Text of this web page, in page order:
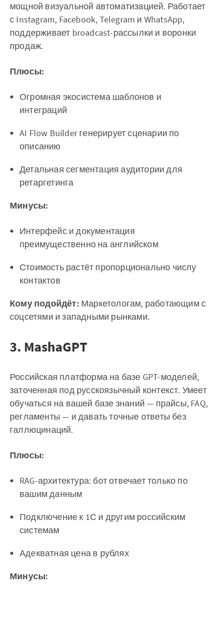
мощной визуальной автоматизацией. Работает
с Instagram, Facebook, Telegram и WhatsApp,
поддерживает broadcast-рассылки и воронки
продаж.
Плюсы:
Огромная экосистема шаблонов и
интеграций
AI Flow Builder генерирует сценарии по
описанию
Детальная сегментация аудитории для
ретаргетинга
Минусы:
Интерфейс и документация
преимущественно на английском
Стоимость растёт пропорционально числу
контактов
Кому подойдёт: Маркетологам, работающим с
соцсетями и западными рынками.
3. MashaGPT
Российская платформа на базе GPT-моделей,
заточенная под русскоязычный контекст. Умеет
обучаться на вашей базе знаний — прайсы, FAQ,
регламенты — и давать точные ответы без
галлюцинаций.
Плюсы:
RAG-архитектура: бот отвечает только по
вашим данным
Подключение к 1С и другим российским
системам
Адекватная цена в рублях
Минусы: